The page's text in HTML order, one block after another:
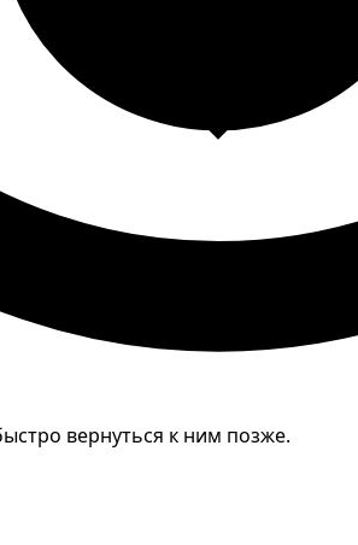
вернуться к ним позже.